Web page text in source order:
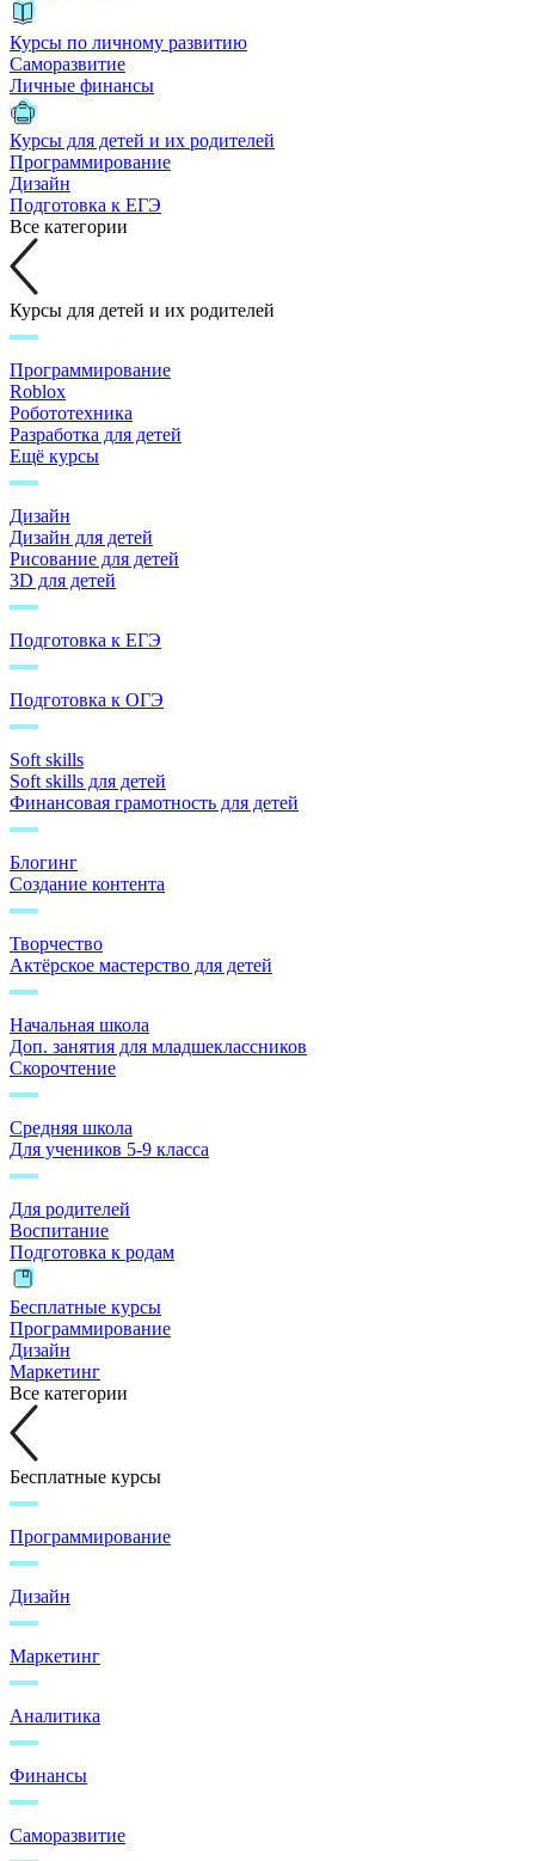
Курсы по личному развитию
Саморазвитие
Личные финансы
Курсы для детей и их родителей
Программирование
Дизайн
Подготовка к ЕГЭ
Все категории
Курсы для детей и их родителей
Программирование
Roblox
Робототехника
Разработка для детей
Ещё курсы
Дизайн
Дизайн для детей
Рисование для детей
3D для детей
Подготовка к ЕГЭ
Подготовка к ОГЭ
Soft skills
Soft skills для детей
Финансовая грамотность для детей
Блогинг
Создание контента
Творчество
Актёрское мастерство для детей
Начальная школа
Доп. занятия для младшеклассников
Скорочтение
Средняя школа
Для учеников 5-9 класса
Для родителей
Воспитание
Подготовка к родам
Бесплатные курсы
Программирование
Дизайн
Маркетинг
Все категории
Бесплатные курсы
Программирование
Дизайн
Маркетинг
Аналитика
Финансы
Саморазвитие